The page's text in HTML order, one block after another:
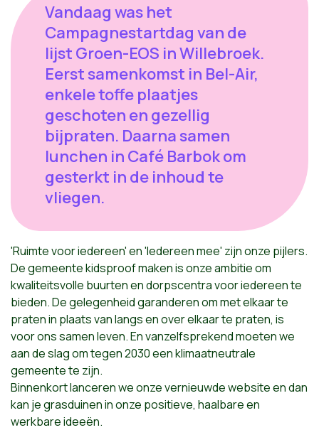
Vandaag was het
Campagnestartdag van de
lijst Groen-EOS in Willebroek.
Eerst samenkomst in Bel-Air,
enkele toffe plaatjes
geschoten en gezellig
bijpraten. Daarna samen
lunchen in Café Barbok om
gesterkt in de inhoud te
vliegen.
'Ruimte voor iedereen' en 'Iedereen mee' zijn onze pijlers.
De gemeente kidsproof maken is onze ambitie om
kwaliteitsvolle buurten en dorpscentra voor iedereen te
bieden. De gelegenheid garanderen om met elkaar te
praten in plaats van langs en over elkaar te praten, is
voor ons samen leven. En vanzelfsprekend moeten we
aan de slag om tegen 2030 een klimaatneutrale
gemeente te zijn.
Binnenkort lanceren we onze vernieuwde website en dan
kan je grasduinen in onze positieve, haalbare en
werkbare ideeën.